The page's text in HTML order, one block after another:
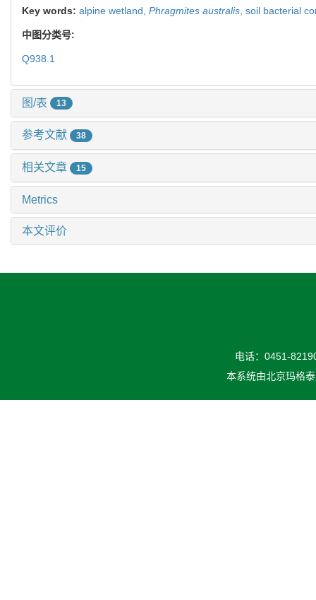
Key words: alpine wetland, Phragmites australis soil bacterial
中图分类号:
Q938.1
图/表 13
参考文献 38
相关文章 15
Metrics
本文评价
电话：0451-
本系统由北京玛格